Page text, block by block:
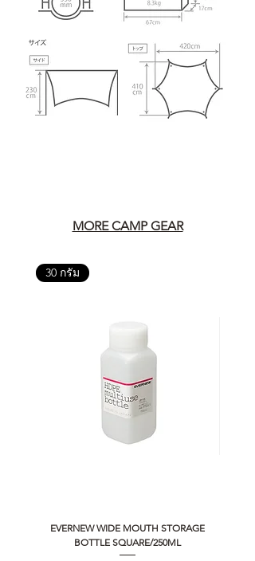
MORE CAMP GEAR
30 กรัม
EVERNEW WIDE MOUTH STORAGE
BOTTLE SQUARE/250ML